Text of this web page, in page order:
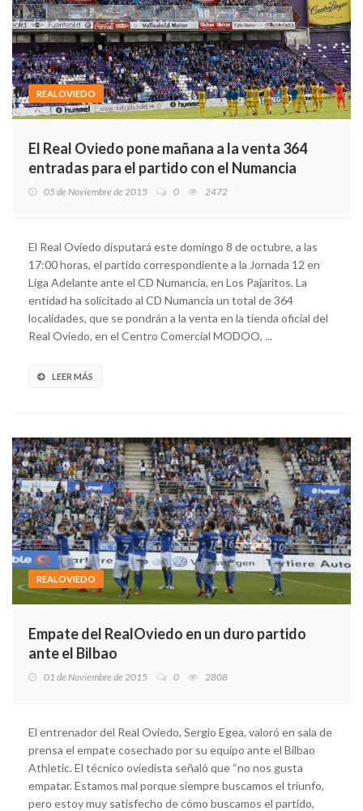
REALOVIEDO
El Real Oviedo pone mañana a la venta 364
entradas para el partido con el Numancia
05 de Noviembre de 2015 0 2472
El Real Oviedo disputará este domingo 8 de octubre, a las
17:00 horas, el partido correspondiente a la Jornada 12 en
Liga Adelante ante el CD Numancia, en Los Pajaritos. La
entidad ha solicitado al CD Numancia un total de 364
localidades, que se pondrán a la venta en la tienda oficial del
Real Oviedo, en el Centro Comercial MODOO, ...
LEER MÁS
REALOVIEDO
Empate del RealOviedo en un duro partido
ante el Bilbao
01 de Noviembre de 2015 0 2808
El entrenador del Real Oviedo, Sergio Egea, valoró en sala de
prensa el empate cosechado por su equipo ante el Bilbao
Athletic. El técnico oviedista señaló que “no nos gusta
empatar. Estamos mal porque siempre buscamos el triunfo,
pero estoy muy satisfecho de cómo buscamos el partido,